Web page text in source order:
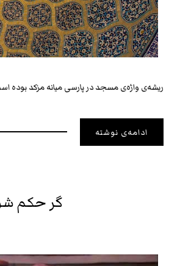
ریشه‌ی واژه‌ی مسجد در پارسی میانه مزکد بوده
ادامه‌ی نوشته
گر حکم